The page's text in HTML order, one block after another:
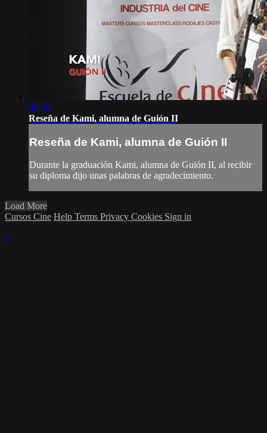
00:28
Reseña de Kami, alumna de Guión II
Reseña de Kami, alumna de Guión II
Durante la graduación Kami, alumna de Guión II, al recibir
su diploma dijo unas palabras de agradecimiento.
Load More
Cursos Cine Help Terms Privacy Cookies Sign in
×